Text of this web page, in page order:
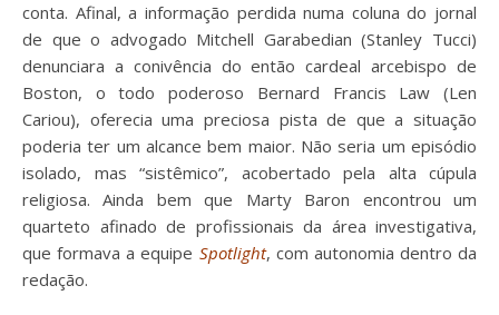
conta. Afinal, a informação perdida numa coluna do jornal
de que o advogado Mitchell Garabedian (Stanley Tucci)
denunciara a conivência do então cardeal arcebispo de
Boston, o todo poderoso Bernard Francis Law (Len
Cariou), oferecia uma preciosa pista de que a situação
poderia ter um alcance bem maior. Não seria um episódio
isolado, mas “sistêmico”, acobertado pela alta cúpula
religiosa. Ainda bem que Marty Baron encontrou um
quarteto afinado de profissionais da área investigativa,
que formava a equipe Spotlight, com autonomia dentro da
redação.